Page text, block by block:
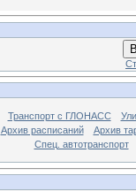
Транспорт с ГЛОНАСС
Архив расписаний
Архив
Спец. автотранспорт